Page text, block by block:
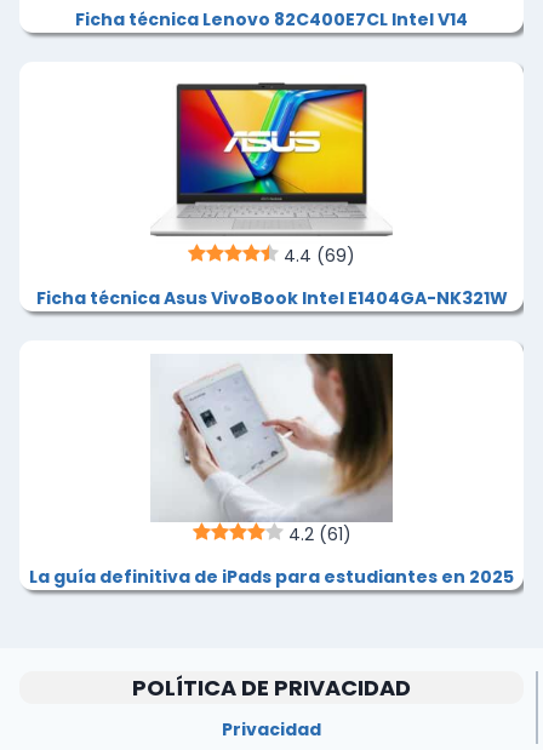
Ficha técnica Lenovo 82C400E7CL Intel V14
4.4 (69)
Ficha técnica Asus VivoBook Intel E1404GA-NK321W
4.2 (61)
La guía definitiva de iPads para estudiantes en 2025
POLÍTICA DE PRIVACIDAD
Privacidad